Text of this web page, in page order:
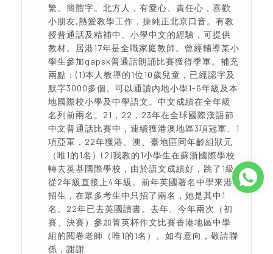
繁、簡體字。北方人，有愛心、責任心，喜歡
小朋友,熱愛教學工作，操純正北京口音。有教
授普通話及精補中、小學中文的經驗，可提供
教材。居港17年是全職家庭教師。曾經輔導某小
學生參加gapsk普通話朗誦比賽獲得季軍。補充
兩點：(1)本人教導的1位10歲兒童，已經認字及
默字3000多個。可以通讀內地小學1-6年級及本
地國際校小學及中學語文。中文成績在全年級
名列前兩名。21，22，23年在全球國際漢語節
中文普通話比賽中，連續獲港澳地區3項冠軍、1
項亞軍，22年獲港、澳、臺地區同年齡組狀元
（唯1的1名）(2)我教的1小學生在蘇浙國際學校
轉去英基國際學校，由於語文成績好，跳了1級
從2年級直接上4年級。前年英國著名中學來港
招生，在眾多考生中只招了兩名，她是其中1
名。22年已去英國讀書。去年、今年兩次（初
賽、決賽）參加菁英杯作文比賽香港地區中學
組的閲卷老師（唯1的1名）。如有意向，敬請聯
係，謝謝